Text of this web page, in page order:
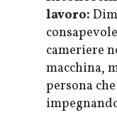
lavoro:
cameriere
macchina,
persona